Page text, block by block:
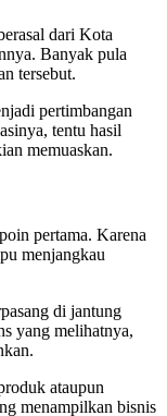
dari Kota
Banyak pula
tersebut.
pertimbangan
tentu hasil
memuaskan.
pertama. Karena
menjangkau
di jantung
yang melihatnya,
ataupun
menampilkan bisnis